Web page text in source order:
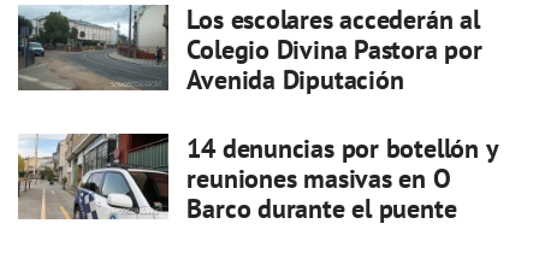
Los escolares accederán al
Colegio Divina Pastora por
Avenida Diputación
14 denuncias por botellón y
reuniones masivas en O
Barco durante el puente